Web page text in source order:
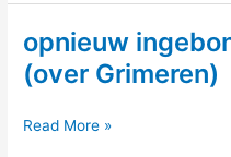
fotoboek:
geitenlederen-
en
perkamenten
band
opnieuw
(over Grimeren)
opnieuw
Read More »